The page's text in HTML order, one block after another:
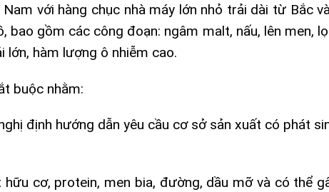
với hàng chục nhà máy lớn nhỏ trải dài từ Bắc
gồm các công đoạn: ngâm malt, nấu, lên men,
hàm lượng ô nhiễm cao.
buộc nhằm:
định hướng dẫn yêu cầu cơ sở sản xuất có phát
cơ, protein, men bia, đường, dầu mỡ và có thể